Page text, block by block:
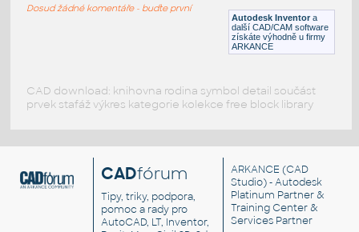
Lego 11203-LtBluishGray
Autodesk Inventor a
další CAD/CAM software
získáte výhodně u firmy
ARKANCE
Dosud žádné komentáře - buďte první
CAD download: knihovna rodina symbol detail součást
prvek stafáž výkres kategorie kolekce free block library
CADfórum
Tipy, triky, podpora,
pomoc a rady pro
AutoCAD, LT, Inventor,
ARKANCE (CAD
Studio) - Autodesk
Platinum Partner &
Training Center &
Services Partner